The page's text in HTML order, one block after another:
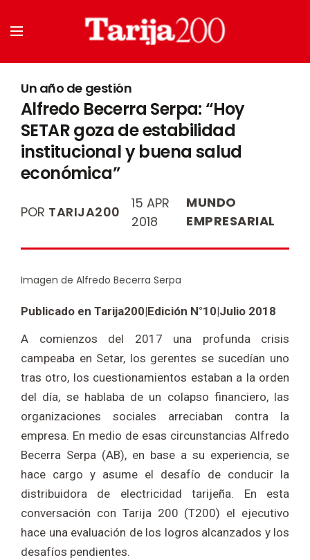
Un año de gestión
Alfredo Becerra Serpa: “Hoy
SETAR goza de estabilidad
institucional y buena salud
económica”
POR TARIJA200
15 APR
2018
MUNDO
EMPRESARIAL
Imagen de Alfredo Becerra Serpa
Publicado en Tarija200|Edición N°10|Julio 2018
A comienzos del 2017 una profunda crisis
campeaba en Setar, los gerentes se sucedían uno
tras otro, los cuestionamientos estaban a la orden
del día, se hablaba de un colapso financiero, las
organizaciones sociales arreciaban contra la
empresa. En medio de esas circunstancias Alfredo
Becerra Serpa (AB), en base a su experiencia, se
hace cargo y asume el desafío de conducir la
distribuidora de electricidad tarijeña. En esta
conversación con Tarija 200 (T200) el ejecutivo
hace una evaluación de los logros alcanzados y los
desafíos pendientes.